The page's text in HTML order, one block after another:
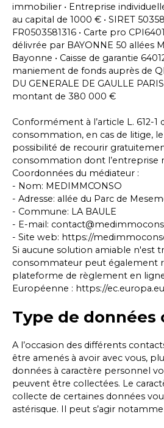
immobilier • Entreprise
au capital de 1000 € • SIRET
FR0503581316 • Carte pro
délivrée par BAYONNE 50 allées
Bayonne • Caisse de garantie
maniement de fonds auprès de
DU GENERALE DE GAULLE
montant de 380 000 €
Conformément à l’article L. 612-1
consommation, en cas de litige,
possibilité de recourir
consommation dont l’entreprise
Coordonnées du médiateur :
- Nom: MEDIMMCONSO
- Adresse: allée du Parc de
- Commune: LA BAULE
- E-mail:
- Site web: https://
Si aucune solution amiable n'est
consommateur peut également
plateforme de règlement en ligne
Européenne : https://
Type de données
A l’occasion des différents
être amenés à avoir avec vous,
données à caractère personnel
peuvent être collectées. Le
collecte de certaines données
astérisque. Il peut s’agir